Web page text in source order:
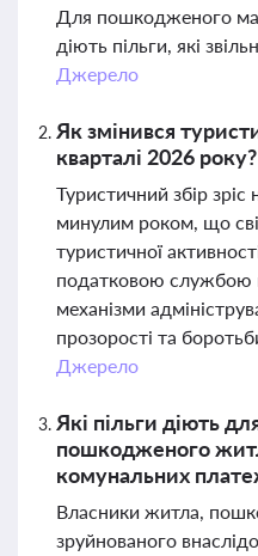
Для пошкодженого
діють пільги, які
Джерело
Як змінився
кварталі 2026 року?
Туристичний збір зріс
минулим роком, що
туристичної
податковою службою
механізми
прозорості та
Джерело
Які пільги діють
пошкодженого
комунальних
Власники житла,
зруйнованого